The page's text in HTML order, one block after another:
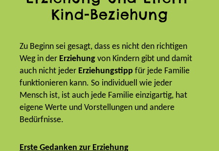
Kind-Beziehung
Zu Beginn sei gesagt, dass es nicht den richtigen
Weg in der Erziehung von Kindern gibt und damit
auch nicht jeder Erziehungstipp für jede Familie
funktionieren kann. So individuell wie jeder
Mensch ist, ist auch jede Familie einzigartig, hat
eigene Werte und Vorstellungen und andere
Bedürfnisse.
Erste Gedanken zur Erziehung